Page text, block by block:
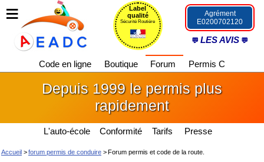
Label
qualité
Sécurité Routière
Agrément
E0200702120
LES AVIS
Code en ligne Boutique Forum Permis C
Depuis 1999 le permis plus
rapidement
L'auto-école Conformité Tarifs Presse
Accueil >forum permis de conduire >Forum permis et code de la route.